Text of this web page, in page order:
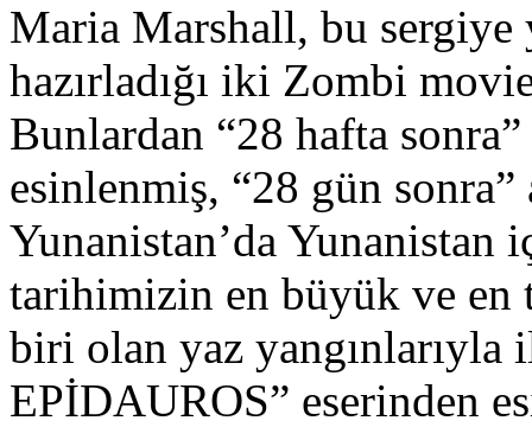
Maria Marshall, bu
hazırladığı iki Zombi
Bunlardan “28 hafta
esinlenmiş, “28 gün
Yunanistan’da Yunanistan
tarihimizin en büyük ve
biri olan yaz
EPİDAUROS” eserinden